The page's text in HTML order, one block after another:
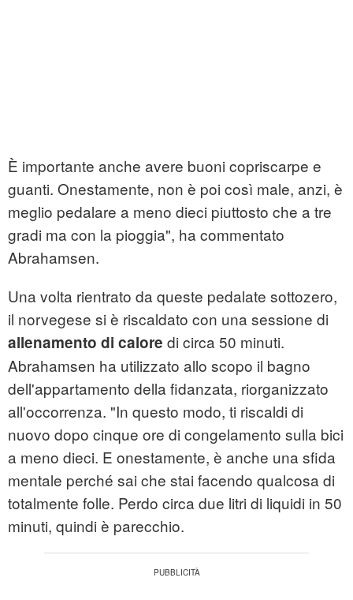
È importante anche avere buoni copriscarpe e
guanti. Onestamente, non è poi così male, anzi, è
meglio pedalare a meno dieci piuttosto che a tre
gradi ma con la pioggia", ha commentato
Abrahamsen.
Una volta rientrato da queste pedalate sottozero,
il norvegese si è riscaldato con una sessione di
allenamento di calore di circa 50 minuti.
Abrahamsen ha utilizzato allo scopo il bagno
dell'appartamento della fidanzata, riorganizzato
all'occorrenza. "In questo modo, ti riscaldi di
nuovo dopo cinque ore di congelamento sulla bici
a meno dieci. E onestamente, è anche una sfida
mentale perché sai che stai facendo qualcosa di
totalmente folle. Perdo circa due litri di liquidi in 50
minuti, quindi è parecchio.